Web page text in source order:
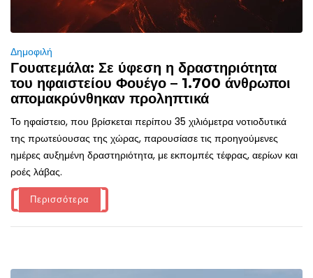
Δημοφιλή
Γουατεμάλα: Σε ύφεση η δραστηριότητα
του ηφαιστείου Φουέγο – 1.700 άνθρωποι
απομακρύνθηκαν προληπτικά
Το ηφαίστειο, που βρίσκεται περίπου 35 χιλιόμετρα νοτιοδυτικά
της πρωτεύουσας της χώρας, παρουσίασε τις προηγούμενες
ημέρες αυξημένη δραστηριότητα, με εκπομπές τέφρας, αερίων και
ροές λάβας.
Περισσότερα